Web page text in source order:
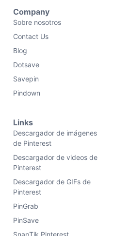
Company
Sobre nosotros
Contact Us
Blog
Dotsave
Savepin
Pindown
Links
Descargador de imágenes
de Pinterest
Descargador de videos de
Pinterest
Descargador de GIFs de
Pinterest
PinGrab
PinSave